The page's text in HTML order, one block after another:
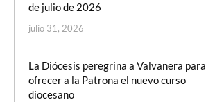
de julio de 2026
julio 31, 2026
La Diócesis peregrina a Valvanera para
ofrecer a la Patrona el nuevo curso
diocesano